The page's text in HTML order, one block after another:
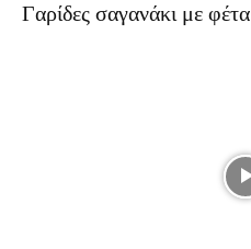
Γαρίδες σαγανάκι με φέτα